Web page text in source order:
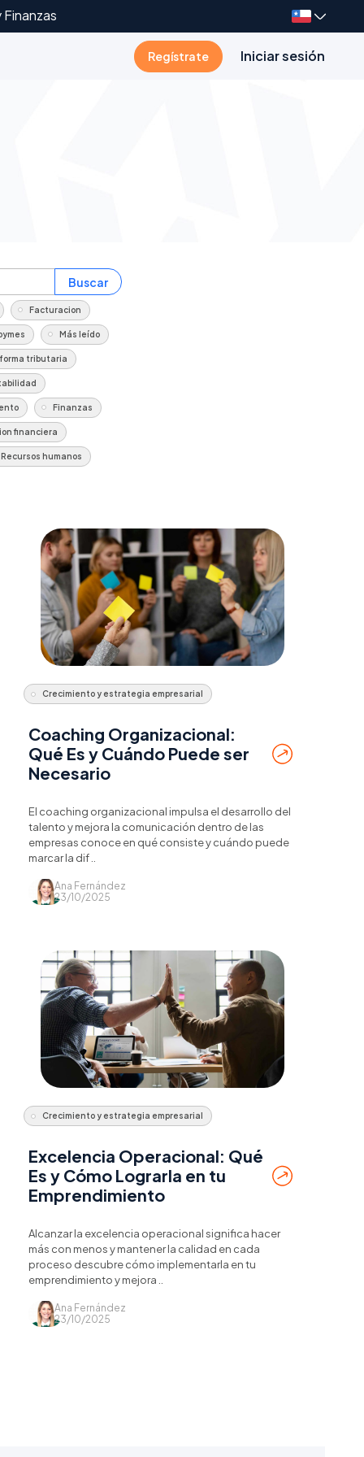
Regístrate Iniciar sesión
Buscar
Facturacion
Más leído
tributaria
Finanzas
financiera
Recursos humanos
Crecimiento y estrategia empresarial
Coaching Organizacional:
Qué Es y Cuándo Puede ser
Necesario
El coaching organizacional impulsa el desarrollo del
talento y mejora la comunicación dentro de las
empresas conoce en qué consiste y cuándo puede
marcar la dif ..
Ana Fernández
23/10/2025
Crecimiento y estrategia empresarial
Excelencia Operacional: Qué
Es y Cómo Lograrla en tu
Emprendimiento
Alcanzar la excelencia operacional significa hacer
más con menos y mantener la calidad en cada
proceso descubre cómo implementarla en tu
emprendimiento y mejora ..
Ana Fernández
23/10/2025